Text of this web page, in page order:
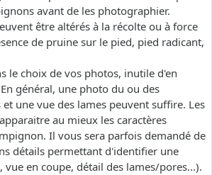
avant de les photographier.
être altérés à la récolte ou à force
de pruine sur le pied, pied radicant,
le choix de vos photos, inutile d'en
général, une photo du ou des
une vue des lames peuvent suffire. Les
au mieux les caractères
Il vous sera parfois demandé de
détails permettant d'identifier une
vue en coupe, détail des lames/pores...).